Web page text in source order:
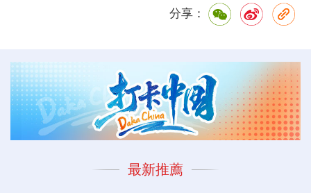
分享：
最新推薦